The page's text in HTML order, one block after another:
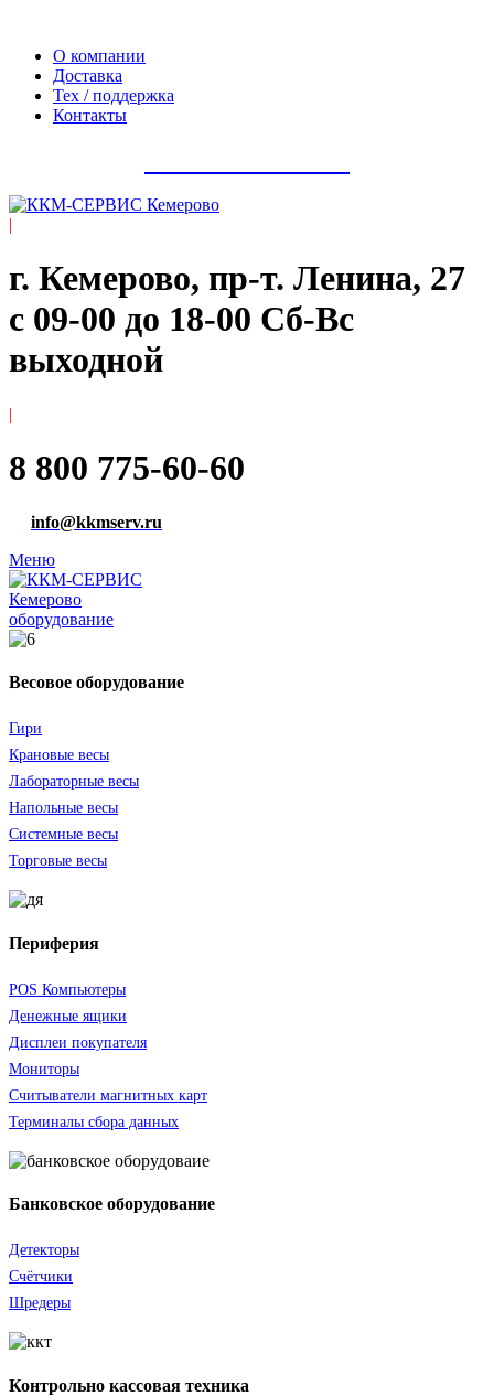
О компании
Доставка
Тех / поддержка
Контакты
|
г. Кемерово, пр-т. ​Ленина, 27
с 09-00 до 18-00 Сб-Вс
выходной
|
8 800 775-60-60
info@kkmserv.ru
Меню
оборудование
Весовое оборудование
Гири
Крановые весы
Лабораторные весы
Напольные весы
Системные весы
Торговые весы
Периферия
POS Компьютеры
Денежные ящики
Дисплеи покупателя
Мониторы
Считыватели магнитных карт
Терминалы сбора данных
Банковское оборудование
Детекторы
Счётчики
Шредеры
Контрольно кассовая техника